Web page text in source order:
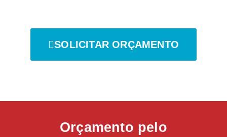
SOLICITAR ORÇAMENTO
Orçamento pelo